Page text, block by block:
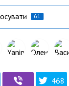
61
468